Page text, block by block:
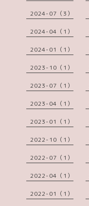
2024-07（3）
2024-04（1）
2024-01（1）
2023-10（1）
2023-07（1）
2023-04（1）
2023-01（1）
2022-10（1）
2022-07（1）
2022-04（1）
2022-01（1）